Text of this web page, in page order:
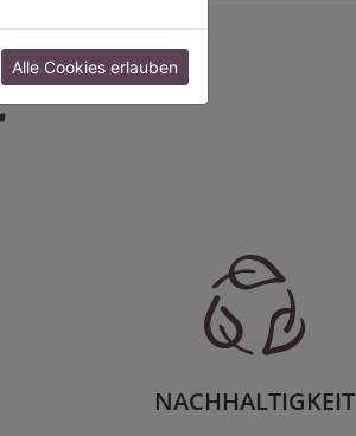
NACHHALTIGKEIT
Alle Cookies erlauben